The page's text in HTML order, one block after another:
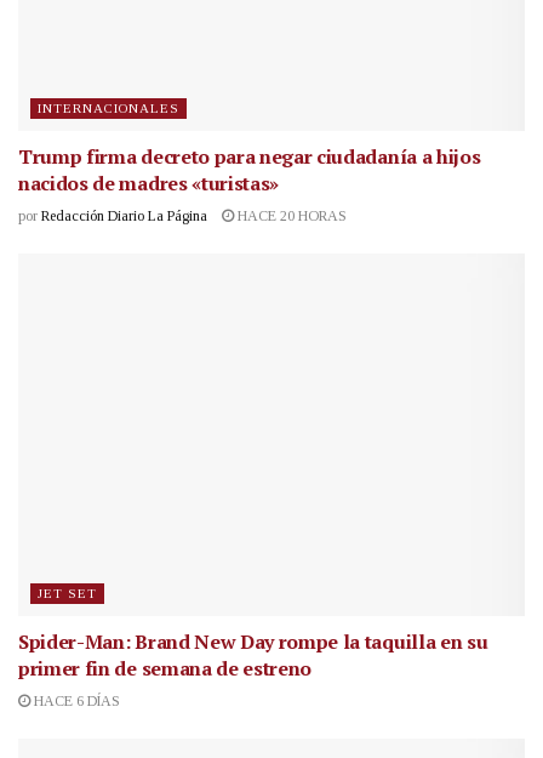
INTERNACIONALES
Trump firma decreto para negar ciudadanía a hijos
nacidos de madres «turistas»
por Redacción Diario La Página HACE 20 HORAS
JET SET
Spider-Man: Brand New Day rompe la taquilla en su
primer fin de semana de estreno
HACE 6 DÍAS